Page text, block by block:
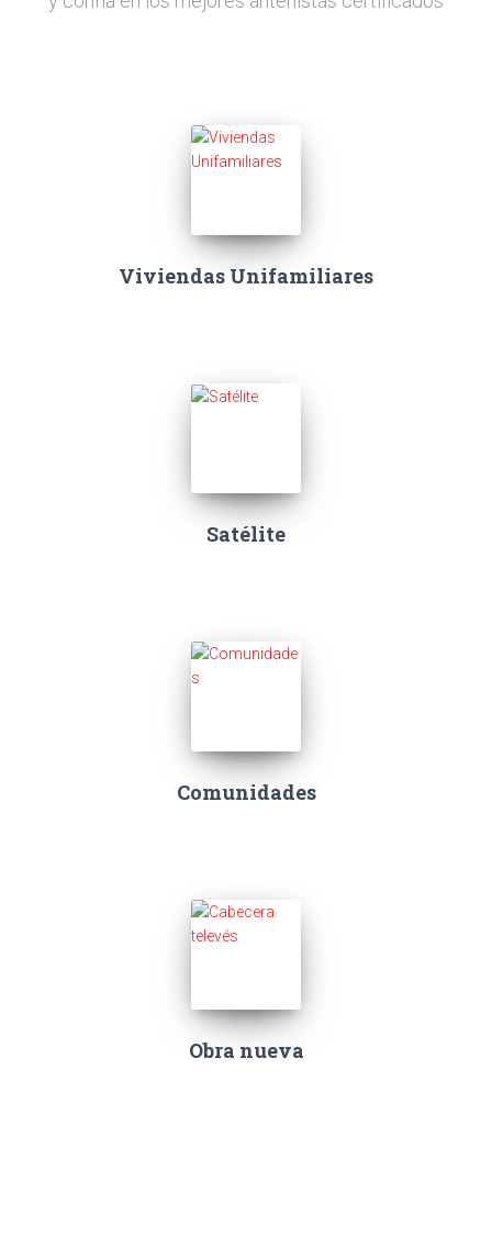
Viviendas Unifamiliares
Satélite
Comunidades
Obra nueva